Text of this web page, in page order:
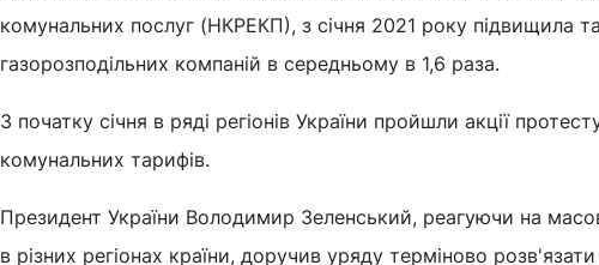
комунальних послуг (НКРЕКП), з січня 2021 року підвищила
газорозподільних компаній в середньому в 1,6 раза.
З початку січня в ряді регіонів України пройшли акції
комунальних тарифів.
Президент України Володимир Зеленський, реагуючи на
в різних регіонах країни, доручив уряду терміново